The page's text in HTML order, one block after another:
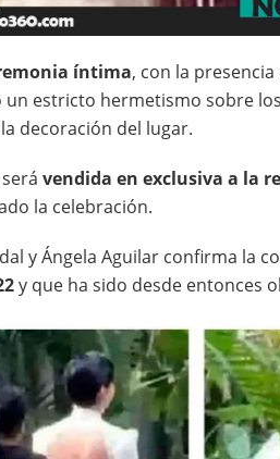
íntima, con la
un estricto hermetismo sobre
decoración del lugar.
vendida en exclusiva a la
la celebración.
y Ángela Aguilar confirma la
y que ha sido desde entonces